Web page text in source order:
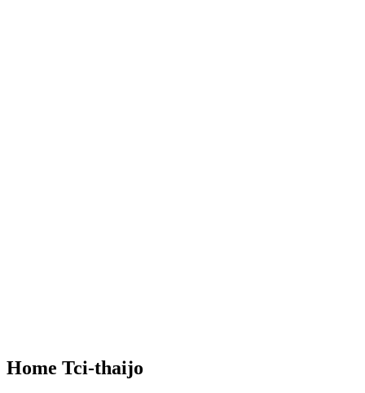
Home Tci-thaijo